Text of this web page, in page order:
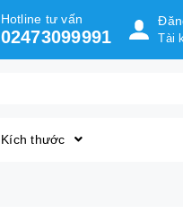
Hotline tư vấn
02473099991 Tài
Kích thước